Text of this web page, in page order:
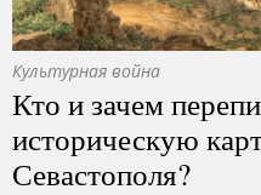
Культурная война
Кто и зачем
историческую
Севастополя?